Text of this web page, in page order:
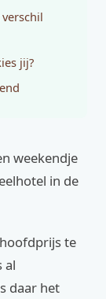
jij?
weekendje
in de
te
al
daar het